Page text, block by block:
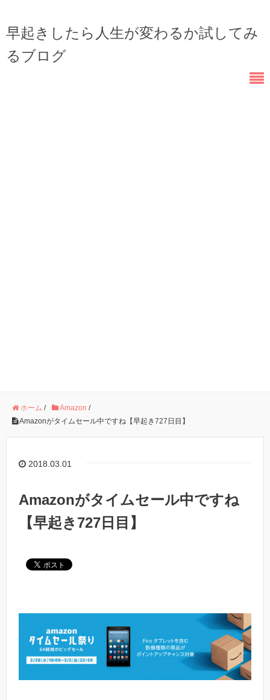
早起きしたら人生が変わるか試してみ
るブログ
ホーム / Amazon /
Amazonがタイムセール中ですね【早起き727日目】
2018.03.01
Amazonがタイムセール中ですね
【早起き727日目】